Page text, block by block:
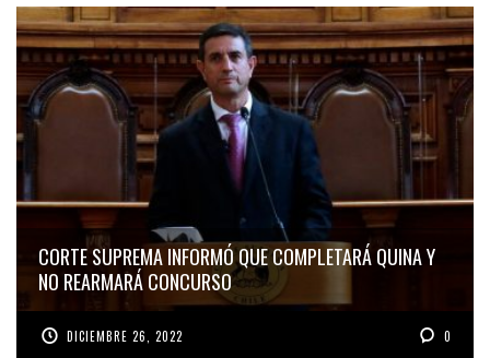
CORTE SUPREMA INFORMÓ QUE COMPLETARÁ QUINA Y
NO REARMARÁ CONCURSO
DICIEMBRE 26, 2022 0